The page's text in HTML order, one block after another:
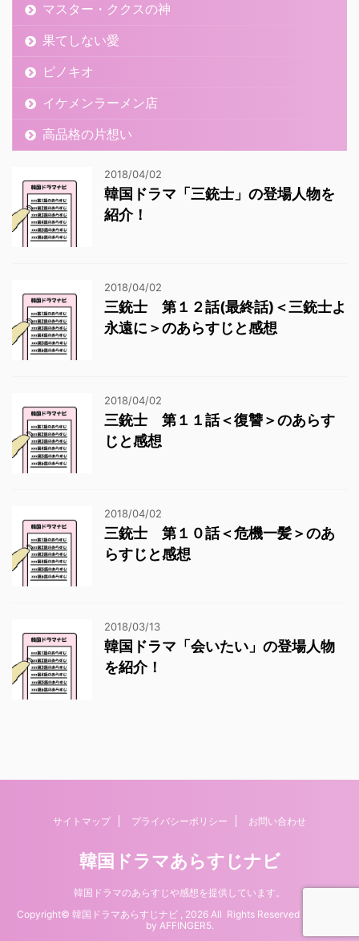
マスター・ククスの神
果てしない愛
ピノキオ
イケメンラーメン店
高品格の片想い
2018/04/02
韓国ドラマ「三銃士」の登場人物を
紹介！
2018/04/02
三銃士 第１２話(最終話)＜三銃士よ
永遠に＞のあらすじと感想
2018/04/02
三銃士 第１１話＜復讐＞のあらす
じと感想
2018/04/02
三銃士 第１０話＜危機一髪＞のあ
らすじと感想
2018/03/13
韓国ドラマ「会いたい」の登場人物
を紹介！
サイトマップ プライバシーポリシー お問い合わせ
韓国ドラマあらすじナビ
韓国ドラマのあらすじや感想を提供しています。
Copyright© 韓国ドラマあらすじナビ , 2026 All Rights Reserved Powered
by AFFINGER5.